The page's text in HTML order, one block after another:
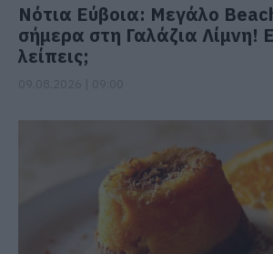
Νότια Εύβοια: Μεγάλο
σήμερα στη Γαλάζια Λίμνη!
λείπεις;